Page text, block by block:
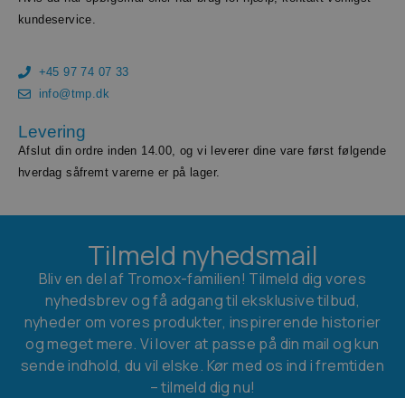
kundeservice.
+45 97 74 07 33
info@tmp.dk
Levering
Afslut din ordre inden 14.00, og vi leverer dine vare først følgende
hverdag såfremt varerne er på lager.
Tilmeld nyhedsmail
Bliv en del af Tromox-familien! Tilmeld dig vores
nyhedsbrev og få adgang til eksklusive tilbud,
nyheder om vores produkter, inspirerende historier
og meget mere. Vi lover at passe på din mail og kun
sende indhold, du vil elske. Kør med os ind i fremtiden
– tilmeld dig nu!